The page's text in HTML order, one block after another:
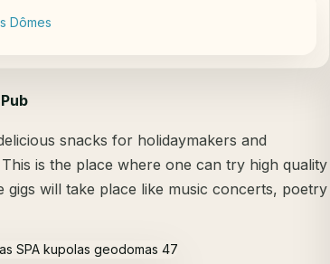
Dômes
snacks for holidaymakers and
is the place where one can try high quality
will take place like music concerts, poetry